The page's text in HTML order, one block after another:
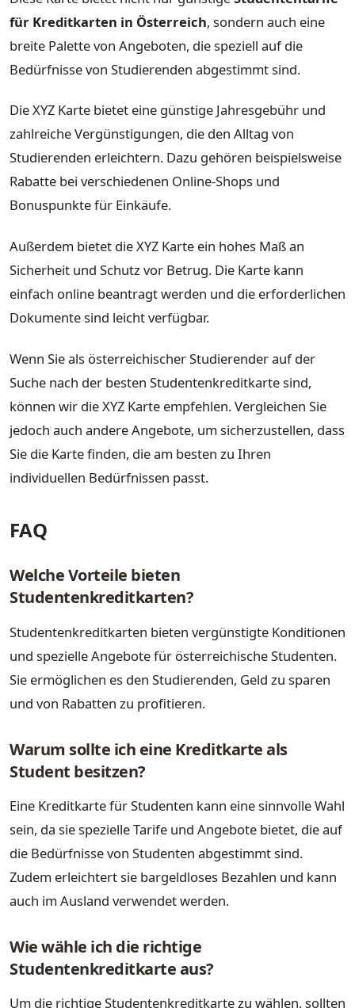
für Kreditkarten in Österreich, sondern auch eine
breite Palette von Angeboten, die speziell auf die
Bedürfnisse von Studierenden abgestimmt sind.
Die XYZ Karte bietet eine günstige Jahresgebühr und
zahlreiche Vergünstigungen, die den Alltag von
Studierenden erleichtern. Dazu gehören beispielsweise
Rabatte bei verschiedenen Online-Shops und
Bonuspunkte für Einkäufe.
Außerdem bietet die XYZ Karte ein hohes Maß an
Sicherheit und Schutz vor Betrug. Die Karte kann
einfach online beantragt werden und die erforderlichen
Dokumente sind leicht verfügbar.
Wenn Sie als österreichischer Studierender auf der
Suche nach der besten Studentenkreditkarte sind,
können wir die XYZ Karte empfehlen. Vergleichen Sie
jedoch auch andere Angebote, um sicherzustellen, dass
Sie die Karte finden, die am besten zu Ihren
individuellen Bedürfnissen passt.
FAQ
Welche Vorteile bieten
Studentenkreditkarten?
Studentenkreditkarten bieten vergünstigte Konditionen
und spezielle Angebote für österreichische Studenten.
Sie ermöglichen es den Studierenden, Geld zu sparen
und von Rabatten zu profitieren.
Warum sollte ich eine Kreditkarte als
Student besitzen?
Eine Kreditkarte für Studenten kann eine sinnvolle Wahl
sein, da sie spezielle Tarife und Angebote bietet, die auf
die Bedürfnisse von Studenten abgestimmt sind.
Zudem erleichtert sie bargeldloses Bezahlen und kann
auch im Ausland verwendet werden.
Wie wähle ich die richtige
Studentenkreditkarte aus?
Um die richtige Studentenkreditkarte zu wählen, sollten